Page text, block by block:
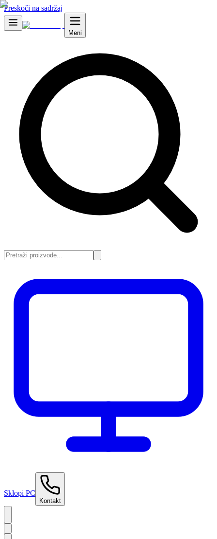
Preskoči na sadržaj
Meni
Sklopi PC
Kontakt